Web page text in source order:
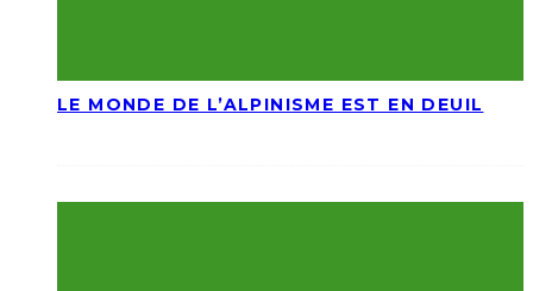
LE MONDE DE L’ALPINISME EST EN DEUIL